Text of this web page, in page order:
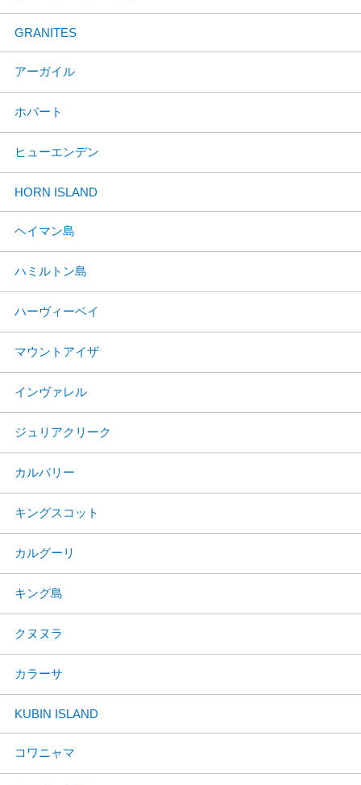
GRANITES
アーガイル
ホバート
ヒューエンデン
HORN ISLAND
ヘイマン島
ハミルトン島
ハーヴィーベイ
マウントアイザ
インヴァレル
ジュリアクリーク
カルバリー
キングスコット
カルグーリ
キング島
クヌヌラ
カラーサ
KUBIN ISLAND
コワニャマ